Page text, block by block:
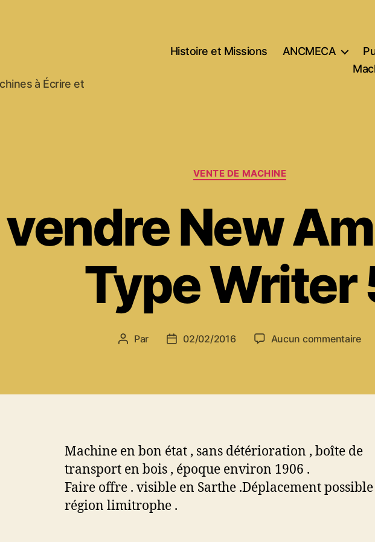
à Écrire et
Histoire et Missions ANCMECA
Catégories
VENTE DE MACHINE
New
Type Writer
Auteur
Par
Date02/02/2016 Aucun commentairesur
Machine en bon état , sans détérioration , boîte de
transport en bois , époque environ 1906 .
Faire offre . visible en Sarthe .Déplacement possible
région limitrophe .